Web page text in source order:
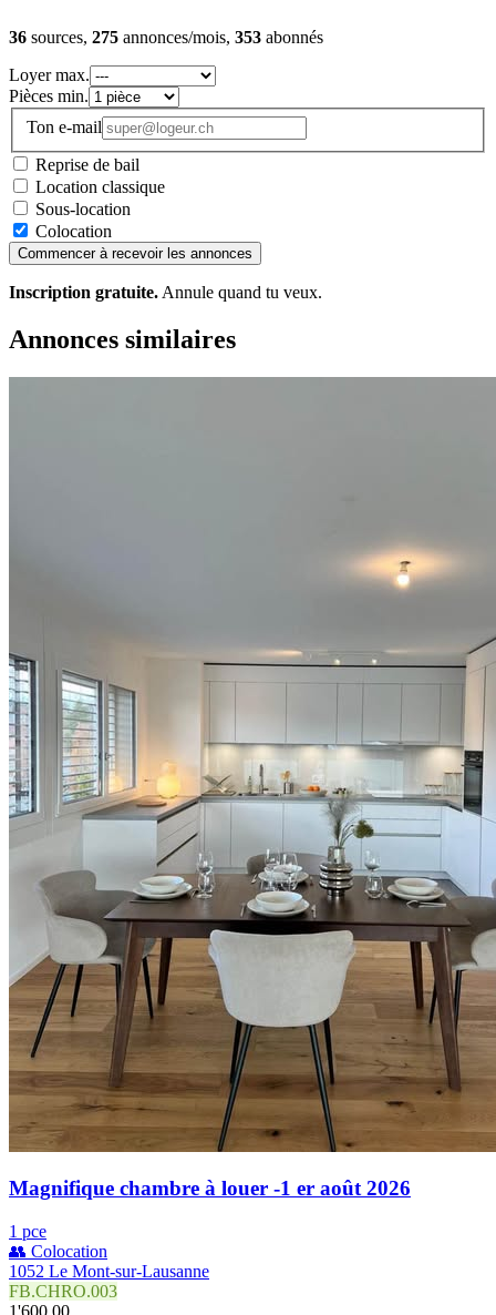
36 sources, 275 annonces/mois, 353 abonnés
Loyer max.
Pièces min.
Ton e-mail
Reprise de bail
Location classique
Sous-location
Colocation
Commencer à recevoir les annonces
Inscription gratuite. Annule quand tu veux.
Annonces similaires
Magnifique chambre à louer -1 er août 2026
1 pce
👥 Colocation
1052 Le Mont-sur-Lausanne
FB.CHRO.003